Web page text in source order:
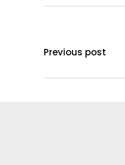
Previous post